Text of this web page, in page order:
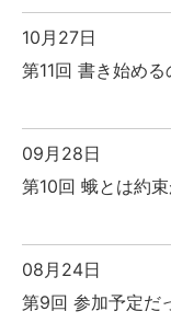
10月27日
第11回 書き始め
09月28日
第10回 蛾とは約
08月24日
第9回 参加予定だ